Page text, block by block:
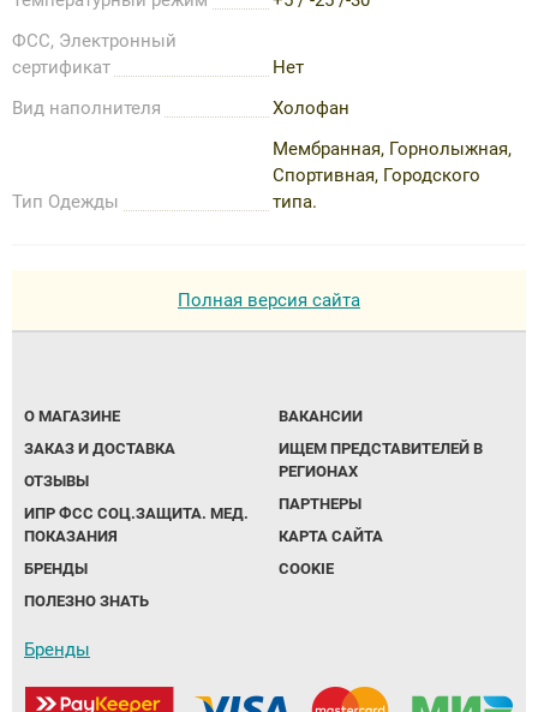
ФСС, Электронный
сертификат
Нет
Вид наполнителя
Холофан
Тип Одежды
Мембранная, Горнолыжная,
Спортивная, Городского
типа.
Полная версия сайта
О МАГАЗИНЕ
ЗАКАЗ И ДОСТАВКА
ОТЗЫВЫ
ИПР ФСС СОЦ.ЗАЩИТА. МЕД.
ПОКАЗАНИЯ
БРЕНДЫ
ПОЛЕЗНО ЗНАТЬ
ВАКАНСИИ
ИЩЕМ ПРЕДСТАВИТЕЛЕЙ В
РЕГИОНАХ
ПАРТНЕРЫ
КАРТА САЙТА
COOKIE
Бренды